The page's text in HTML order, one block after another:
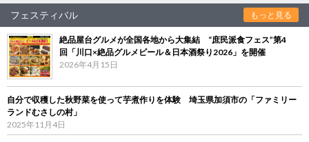
フェスティバル もっと見る
絶品屋台グルメが全国各地から大集結 “庶民派食フェス”第4
回「川口×絶品グルメビール＆日本酒祭り2026」を開催
2026年4月15日
自分で収穫した秋野菜を使って芋煮作りを体験 埼玉県加須市の「ファミリー
ランドむさしの村」
2025年11月4日